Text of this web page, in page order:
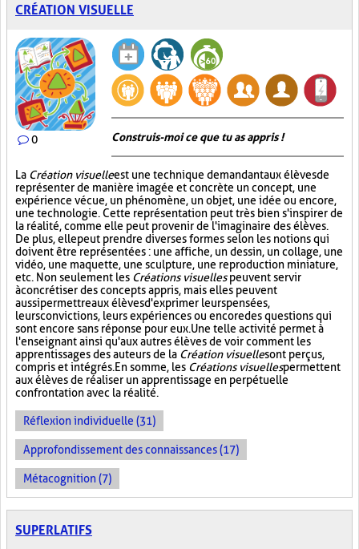
CRÉATION VISUELLE
0 Construis-moi ce que tu as appris !
La Création visuelleest une technique demandant aux élèves de
représenter de manière imagée et concrète un concept, une
expérience vécue, un phénomène, un objet, une idée ou encore,
une technologie. Cette représentation peut très bien s'inspirer de
la réalité, comme elle peut provenir de l'imaginaire des élèves.
De plus, elle peut prendre diverses formes selon les notions qui
doivent être représentées : une affiche, un dessin, un collage, une
vidéo, une maquette, une sculpture, une reproduction miniature,
etc. Non seulement les Créations visuellespeuvent servir
à concrétiser des concepts appris, mais elles peuvent
aussi permettre aux élèves d'exprimer leurs pensées,
leurs convictions, leurs expériences ou encore des questions qui
sont encore sans réponse pour eux. Une telle activité permet à
l'enseignant ainsi qu'aux autres élèves de voir comment les
apprentissages des auteurs de la Création visuellesont perçus,
compris et intégrés. En somme, les Créations visuellespermettent
aux élèves de réaliser un apprentissage en perpétuelle
confrontation avec la réalité.
Réflexion individuelle (31)
Approfondissement des connaissances (17)
Métacognition (7)
SUPERLATIFS